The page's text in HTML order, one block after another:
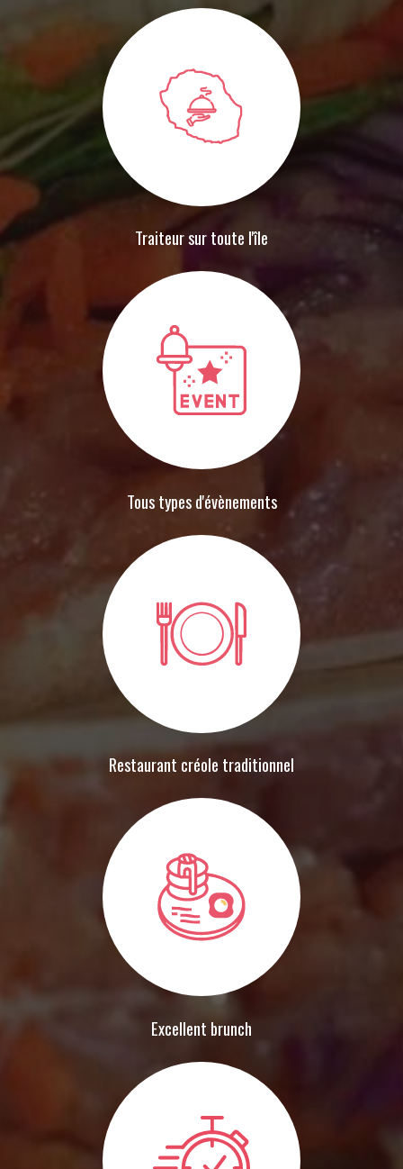
Traiteur sur toute l'île
Tous types d'évènements
Restaurant créole traditionnel
Excellent brunch